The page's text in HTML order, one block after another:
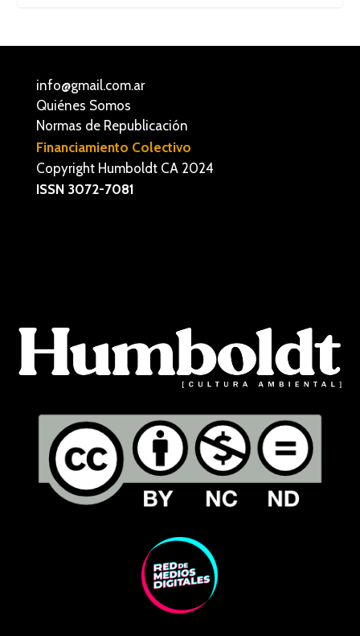
info@gmail.com.ar
Quiénes Somos
Normas de Republicación
Financiamiento Colectivo
Copyright Humboldt CA 2024
ISSN 3072-7081